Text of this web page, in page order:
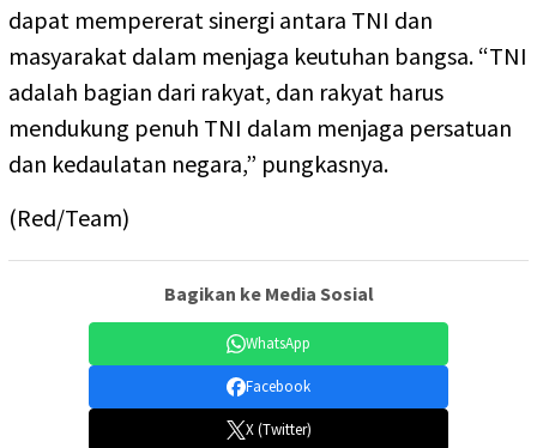
dapat mempererat sinergi antara TNI dan
masyarakat dalam menjaga keutuhan bangsa. “TNI
adalah bagian dari rakyat, dan rakyat harus
mendukung penuh TNI dalam menjaga persatuan
dan kedaulatan negara,” pungkasnya.
(Red/Team)
Bagikan ke Media Sosial
WhatsApp
Facebook
X (Twitter)